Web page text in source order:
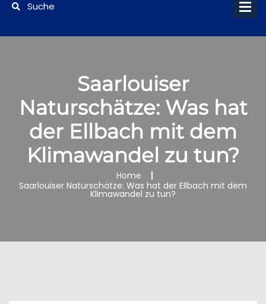
Saarlouiser
Naturschätze: Was hat
der Ellbach mit dem
Klimawandel zu tun?
Home
Saarlouiser Naturschätze: Was hat der Ellbach mit dem
Klimawandel zu tun?